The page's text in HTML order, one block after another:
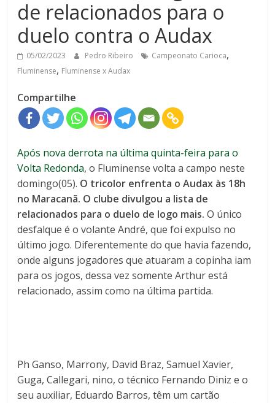
de relacionados para o
duelo contra o Audax
05/02/2023 Pedro Ribeiro Campeonato Carioca,
Fluminense, Fluminense x Audax
Compartilhe
Após nova derrota na última quinta-feira para o
Volta Redonda, o Fluminense volta a campo neste
domingo(05). O tricolor enfrenta o Audax às 18h
no Maracanã. O clube divulgou a lista de
relacionados para o duelo de logo mais. O único
desfalque é o volante André, que foi expulso no
último jogo. Diferentemente do que havia fazendo,
onde alguns jogadores que atuaram a copinha iam
para os jogos, dessa vez somente Arthur está
relacionado, assim como na última partida.
Ph Ganso, Marrony, David Braz, Samuel Xavier,
Guga, Callegari, nino, o técnico Fernando Diniz e o
seu auxiliar, Eduardo Barros, têm um cartão